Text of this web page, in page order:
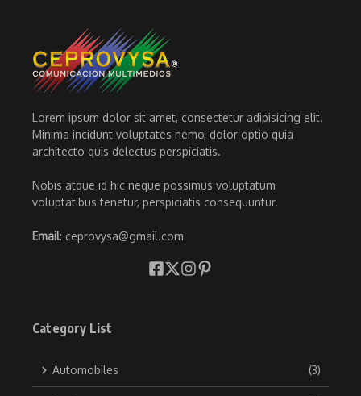
Lorem ipsum dolor sit amet, consectetur adipisicing elit.
Minima incidunt voluptates nemo, dolor optio quia
architecto quis delectus perspiciatis.
Nobis atque id hic neque possimus voluptatum
voluptatibus tenetur, perspiciatis consequuntur.
Email: ceprovysa@gmail.com
Category List
Automobiles (3)